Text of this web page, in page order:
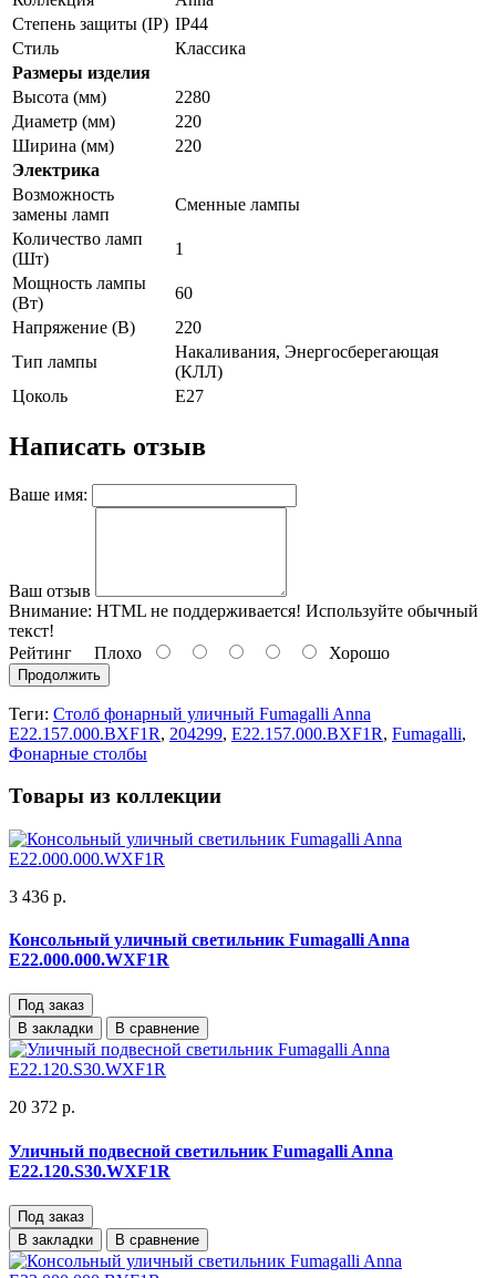
Степень защиты (IP) IP44
Стиль
Классика
Размеры изделия
Высота (мм)
2280
Диаметр (мм)
220
Ширина (мм)
220
Электрика
Возможность
замены ламп
Сменные лампы
Количество ламп
(Шт)
1
Мощность лампы
(Вт)
60
Напряжение (В)
220
Тип лампы
Накаливания, Энергосберегающая
(КЛЛ)
Цоколь
E27
Написать отзыв
Ваше имя:
Ваш отзыв
Внимание: HTML не поддерживается! Используйте обычный
текст!
Рейтинг Плохо Хорошо
Продолжить
Теги: Столб фонарный уличный Fumagalli Anna
E22.157.000.BXF1R, 204299, E22.157.000.BXF1R, Fumagalli,
Фонарные столбы
Товары из коллекции
3 436 р.
Консольный уличный светильник Fumagalli Anna
E22.000.000.WXF1R
Под заказ
В закладки
В сравнение
20 372 р.
Уличный подвесной светильник Fumagalli Anna
E22.120.S30.WXF1R
Под заказ
В закладки
В сравнение